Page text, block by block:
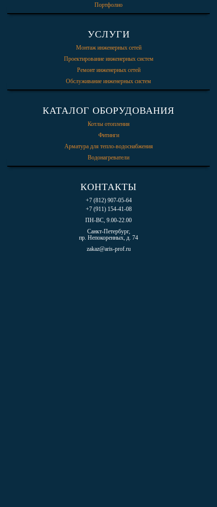
Портфолио
УСЛУГИ
Монтаж инженерных сетей
Проектирование инженерных систем
Ремонт инженерных сетей
Обслуживание инженерных систем
КАТАЛОГ ОБОРУДОВАНИЯ
Котлы отопления
Фитинги
Арматура для тепло-водоснабжения
Водонагреватели
КОНТАКТЫ
+7 (812) 907-05-64
+7 (911) 154-41-08
ПН-ВС, 9.00-22.00
Санкт-Петербург,
пр. Непокоренных, д. 74
zakaz@aris-prof.ru